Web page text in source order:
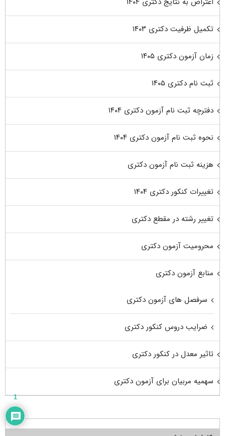
تکمیل ظرفیت دکتری ۱۴۰۳
زمان آزمون دکتری ۱۴۰۵
ثبت نام دکتری ۱۴۰۵
دفترچه ثبت نام آزمون دکتری ۱۴۰۴
نحوه ثبت نام آزمون دکتری ۱۴۰۴
هزینه ثبت نام آزمون دکتری
تغییرات کنکور دکتری ۱۴۰۴
تغییر رشته در مقطع دکتری
محرومیت آزمون دکتری
منابع آزمون دکتری
سرفصل های آزمون دکتری
ضرایب دروس کنکور دکتری
تاثیر معدل در کنکور دکتری
سهمیه مربیان برای آزمون دکتری
1